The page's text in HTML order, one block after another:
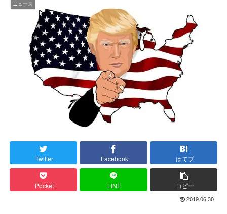
ニュース
Twitter Facebook はてブ
Pocket LINE コピー
2019.06.30